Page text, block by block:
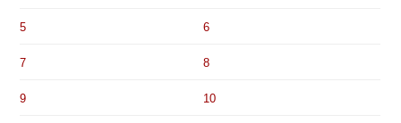
5 6
7 8
9 10